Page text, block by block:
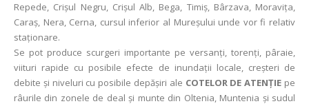
Repede, Crișul Negru, Crișul Alb, Bega, Timiș, Bârzava, Moravița,
Caraș, Nera, Cerna, cursul inferior al Mureșului unde vor fi relativ
staționare.
Se pot produce scurgeri importante pe versanţi, torenţi, pâraie,
viituri rapide cu posibile efecte de inundaţii locale, creşteri de
debite şi niveluri cu posibile depăşiri ale COTELOR DE ATENŢIE pe
râurile din zonele de deal și munte din Oltenia, Muntenia și sudul